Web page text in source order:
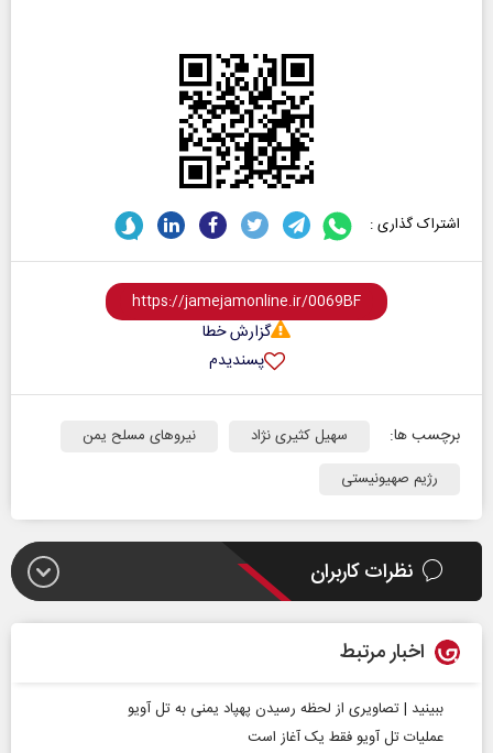
اشتراک گذاری :
گزارش خطا
پسندیدم
برچسب ها: سهیل کثیری نژاد
نیروهای مسلح یمن
رژیم صهیونیستی
نظرات کاربران
اخبار مرتبط
ببینید | تصاویری از لحظه رسیدن پهپاد یمنی به تل آویو
عملیات تل آویو فقط یک آغاز است